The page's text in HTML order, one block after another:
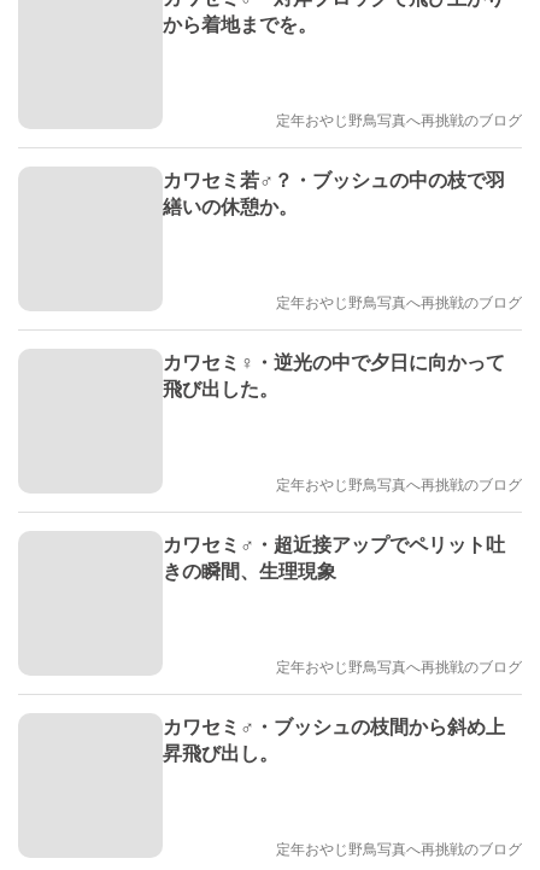
から着地までを。
定年おやじ野鳥写真へ再挑戦のブログ
カワセミ若♂？・ブッシュの中の枝で羽
繕いの休憩か。
定年おやじ野鳥写真へ再挑戦のブログ
カワセミ♀・逆光の中で夕日に向かって
飛び出した。
定年おやじ野鳥写真へ再挑戦のブログ
カワセミ♂・超近接アップでペリット吐
きの瞬間、生理現象
定年おやじ野鳥写真へ再挑戦のブログ
カワセミ♂・ブッシュの枝間から斜め上
昇飛び出し。
定年おやじ野鳥写真へ再挑戦のブログ